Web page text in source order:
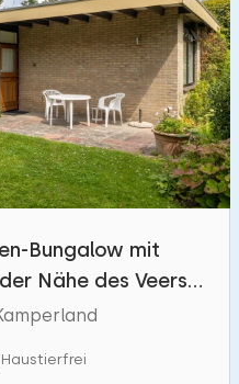
Bungalow mit
Nähe des Veerse